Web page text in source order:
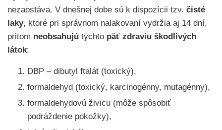
nezaostáva. V dnešnej dobe sú k dispozícii tzv. čisté
laky, ktoré pri správnom nalakovaní vydržia aj 14 dní,
pritom neobsahujú týchto päť zdraviu škodlivých
látok:
DBP – dibutyl ftalát (toxický),
formaldehyd (toxický, karcinogénny, mutagénny),
formaldehydovú živicu (môže spôsobiť
podráždenie pokožky),